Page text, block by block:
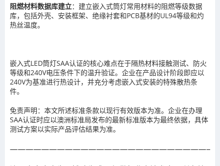
阻燃材料数据库建立：建立嵌入式筒灯常用材料的阻燃等级数据
库，包括外壳、安装框架、绝缘衬套和PCB基材的UL94等级和灼
热丝温度。
嵌入式LED筒灯SAA认证的核心难点在于隔热材料接触测试、防火
等级和240V电压条件下的温升验证。企业在产品设计阶段即应以
240V为基准进行热设计，并充分考虑嵌入式安装的特殊散热条
件。
免责声明：本文所述标准条款以现行有效版本为准。企业在办理
SAA认证时应以澳洲标准局发布的最新标准版本为最终依据，具体
测试方案以实际产品评估结果为准。